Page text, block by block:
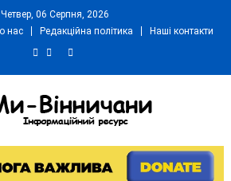
Четвер, 06 Серпня, 2026
нас Редакційна політика Наші контакти